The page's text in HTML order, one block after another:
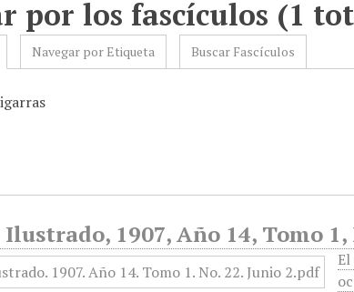
por los fascículos (1
Navegar por Etiqueta Buscar Fascículos
1907, Año 14, Tomo 1,